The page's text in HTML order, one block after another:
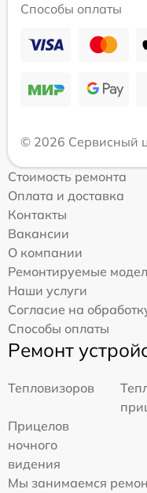
Способы оплаты
© 2026 Сервисный
Стоимость ремонта
Оплата и доставка
Контакты
Вакансии
О компании
Ремонтируемые
Наши услуги
Согласие на
Способы оплаты
Ремонт
Тепловизоров
Прицелов
ночного
видения
Мы занимаемся